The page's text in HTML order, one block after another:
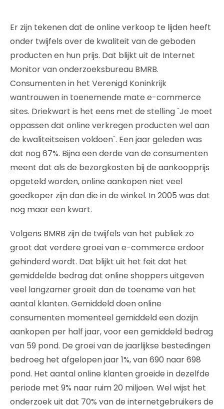
Er zijn tekenen dat de online verkoop te lijden heeft
onder twijfels over de kwaliteit van de geboden
producten en hun prijs. Dat blijkt uit de Internet
Monitor van onderzoeksbureau BMRB.
Consumenten in het Verenigd Koninkrijk
wantrouwen in toenemende mate e-commerce
sites. Driekwart is het eens met de stelling `Je moet
oppassen dat online verkregen producten wel aan
de kwaliteitseisen voldoen`. Een jaar geleden was
dat nog 67%. Bijna een derde van de consumenten
meent dat als de bezorgkosten bij de aankoopprijs
opgeteld worden, online aankopen niet veel
goedkoper zijn dan die in de winkel. In 2005 was dat
nog maar een kwart.
Volgens BMRB zijn de twijfels van het publiek zo
groot dat verdere groei van e-commerce erdoor
gehinderd wordt. Dat blijkt uit het feit dat het
gemiddelde bedrag dat online shoppers uitgeven
veel langzamer groeit dan de toename van het
aantal klanten. Gemiddeld doen online
consumenten momenteel gemiddeld een dozijn
aankopen per half jaar, voor een gemiddeld bedrag
van 59 pond. De groei van de jaarlijkse bestedingen
bedroeg het afgelopen jaar 1%, van 690 naar 698
pond. Het aantal online klanten groeide in dezelfde
periode met 9% naar ruim 20 miljoen. Wel wijst het
onderzoek uit dat 70% van de internetgebruikers de